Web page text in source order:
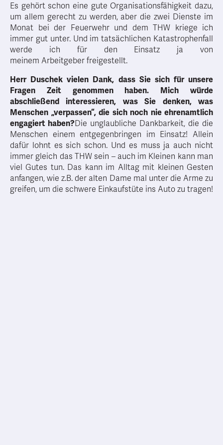
Es gehört schon eine gute Organisationsfähigkeit dazu,
um allem gerecht zu werden, aber die zwei Dienste im
Monat bei der Feuerwehr und dem THW kriege ich
immer gut unter. Und im tatsächlichen Katastrophenfall
werde ich für den Einsatz ja von
meinem Arbeitgeber freigestellt.
Herr Duschek vielen Dank, dass Sie sich für unsere
Fragen Zeit genommen haben. Mich würde
abschließend interessieren, was Sie denken, was
Menschen „verpassen“, die sich noch nie ehrenamtlich
engagiert haben?Die unglaubliche Dankbarkeit, die die
Menschen einem entgegenbringen im Einsatz! Allein
dafür lohnt es sich schon. Und es muss ja auch nicht
immer gleich das THW sein – auch im Kleinen kann man
viel Gutes tun. Das kann im Alltag mit kleinen Gesten
anfangen, wie z.B. der alten Dame mal unter die Arme zu
greifen, um die schwere Einkaufstüte ins Auto zu tragen!